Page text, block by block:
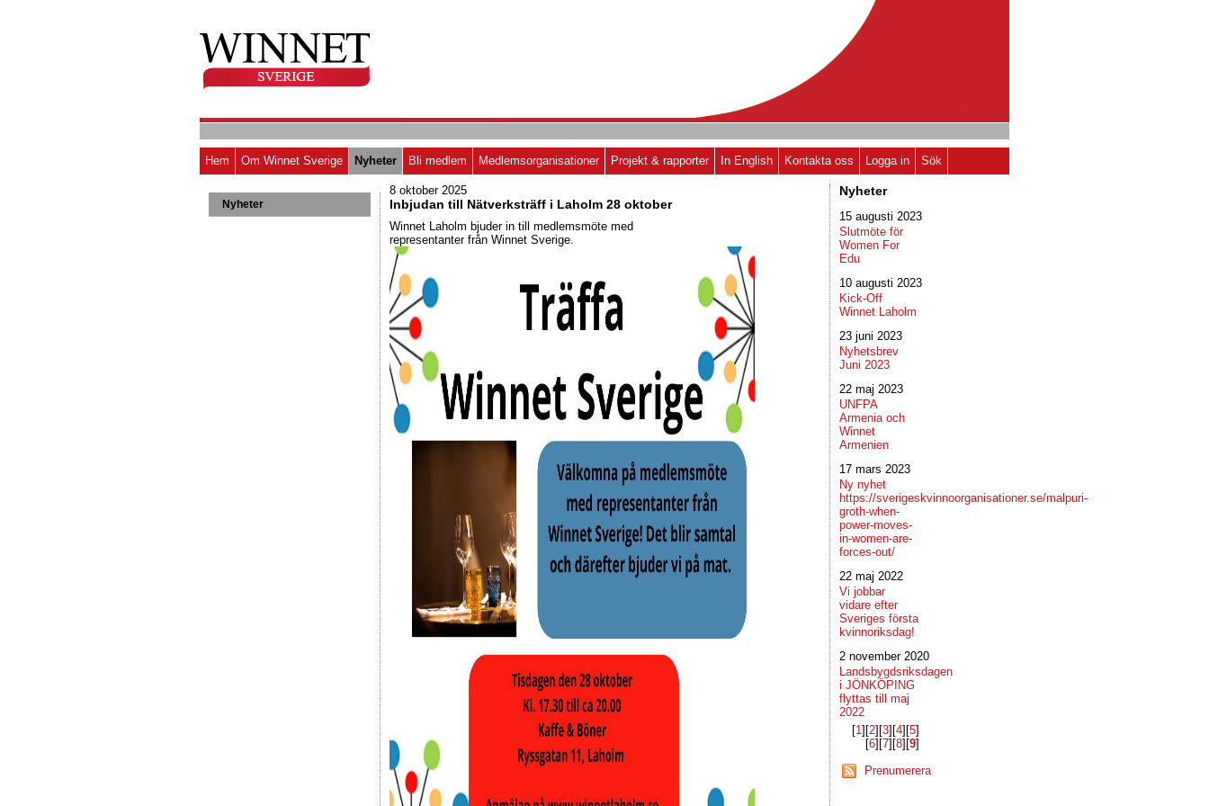
Hem Om Winnet Sverige Nyheter Bli medlem Medlemsorganisationer Projekt & rapporter In English Kontakta oss Logga in Sök
Nyheter
8 oktober 2025
Inbjudan till Nätverksträff i Laholm 28 oktober
Winnet Laholm bjuder in till medlemsmöte med
representanter från Winnet Sverige.
Nyheter
15 augusti 2023
Slutmöte för
Women For
Edu
10 augusti 2023
Kick-Off
Winnet Laholm
23 juni 2023
Nyhetsbrev
Juni 2023
22 maj 2023
UNFPA
Armenia och
Winnet
Armenien
17 mars 2023
Ny nyhet
https://sverigeskvinnoorganisationer.se/malpuri-
groth-when-
power-moves-
in-women-are-
forces-out/
22 maj 2022
Vi jobbar
vidare efter
Sveriges första
kvinnoriksdag!
2 november 2020
Landsbygdsriksdagen
i JÖNKÖPING
flyttas till maj
2022
[1]​[2]​[3]​[4]​[5]​
[6]​[7]​[8]​[9]​
Prenumerera